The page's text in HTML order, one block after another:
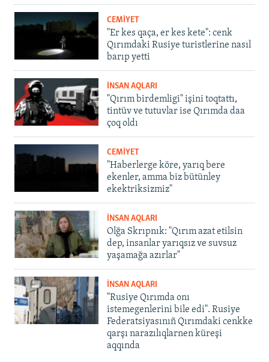
CEMİYET
"Er kes qaça, er kes kete": cenk
Qırımdaki Rusiye turistlerine nasıl
barıp yetti
İNSAN AQLARI
"Qırım birdemligi" işini toqtattı,
tintüv ve tutuvlar ise Qırımda daa
çoq oldı
CEMİYET
"Haberlerge köre, yarıq bere
ekenler, amma biz bütünley
ekektriksizmiz"
İNSAN AQLARI
Olğa Skrıpnık: "Qırım azat etilsin
dep, insanlar yarıqsız ve suvsuz
yaşamağa azırlar"
İNSAN AQLARI
"Rusiye Qırımda onı
istemegenlerini bile edi". Rusiye
Federatsiyasınıñ Qırımdaki cenkke
qarşı narazılıqlarnen küreşi
aqqında